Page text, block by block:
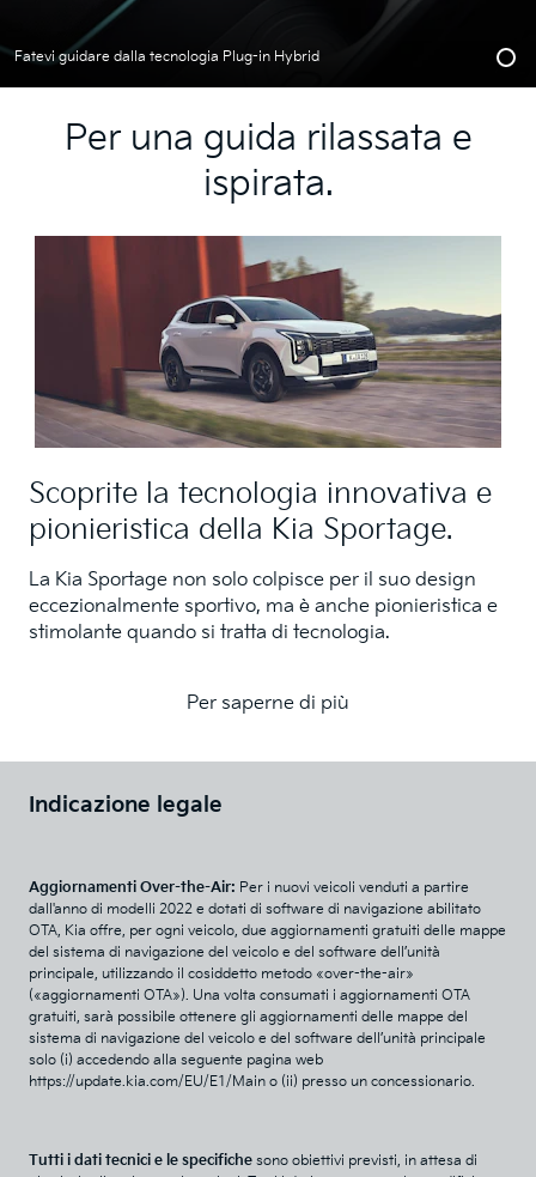
Fatevi guidare dalla tecnologia Plug-in Hybrid
Per una guida rilassata e
ispirata.
Scoprite la tecnologia innovativa e
pionieristica della Kia Sportage.
La Kia Sportage non solo colpisce per il suo design
eccezionalmente sportivo, ma è anche pionieristica e
stimolante quando si tratta di tecnologia.
Per saperne di più
Indicazione legale
Aggiornamenti Over-the-Air: Per i nuovi veicoli venduti a partire
dall'anno di modelli 2022 e dotati di software di navigazione abilitato
OTA, Kia offre, per ogni veicolo, due aggiornamenti gratuiti delle mappe
del sistema di navigazione del veicolo e del software dell’unità
principale, utilizzando il cosiddetto metodo «over-the-air»
(«aggiornamenti OTA»). Una volta consumati i aggiornamenti OTA
gratuiti, sarà possibile ottenere gli aggiornamenti delle mappe del
sistema di navigazione del veicolo e del software dell’unità principale
solo (i) accedendo alla seguente pagina web
https://update.kia.com/EU/E1/Main o (ii) presso un concessionario.
Tutti i dati tecnici e le specifiche sono obiettivi previsti, in attesa di